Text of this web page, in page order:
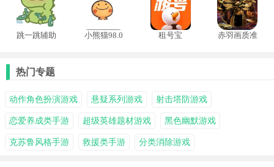
跳一跳辅助
小熊猫98.0
租号宝
赤羽画质准
热门专题
动作角色扮演游戏 悬疑系列游戏 射击塔防游戏
恋爱养成类手游 超级英雄题材游戏 黑色幽默游戏
克苏鲁风格手游 救援类手游 分类消除游戏